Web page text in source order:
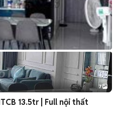
+2
7
13.5tr | Full nội thất